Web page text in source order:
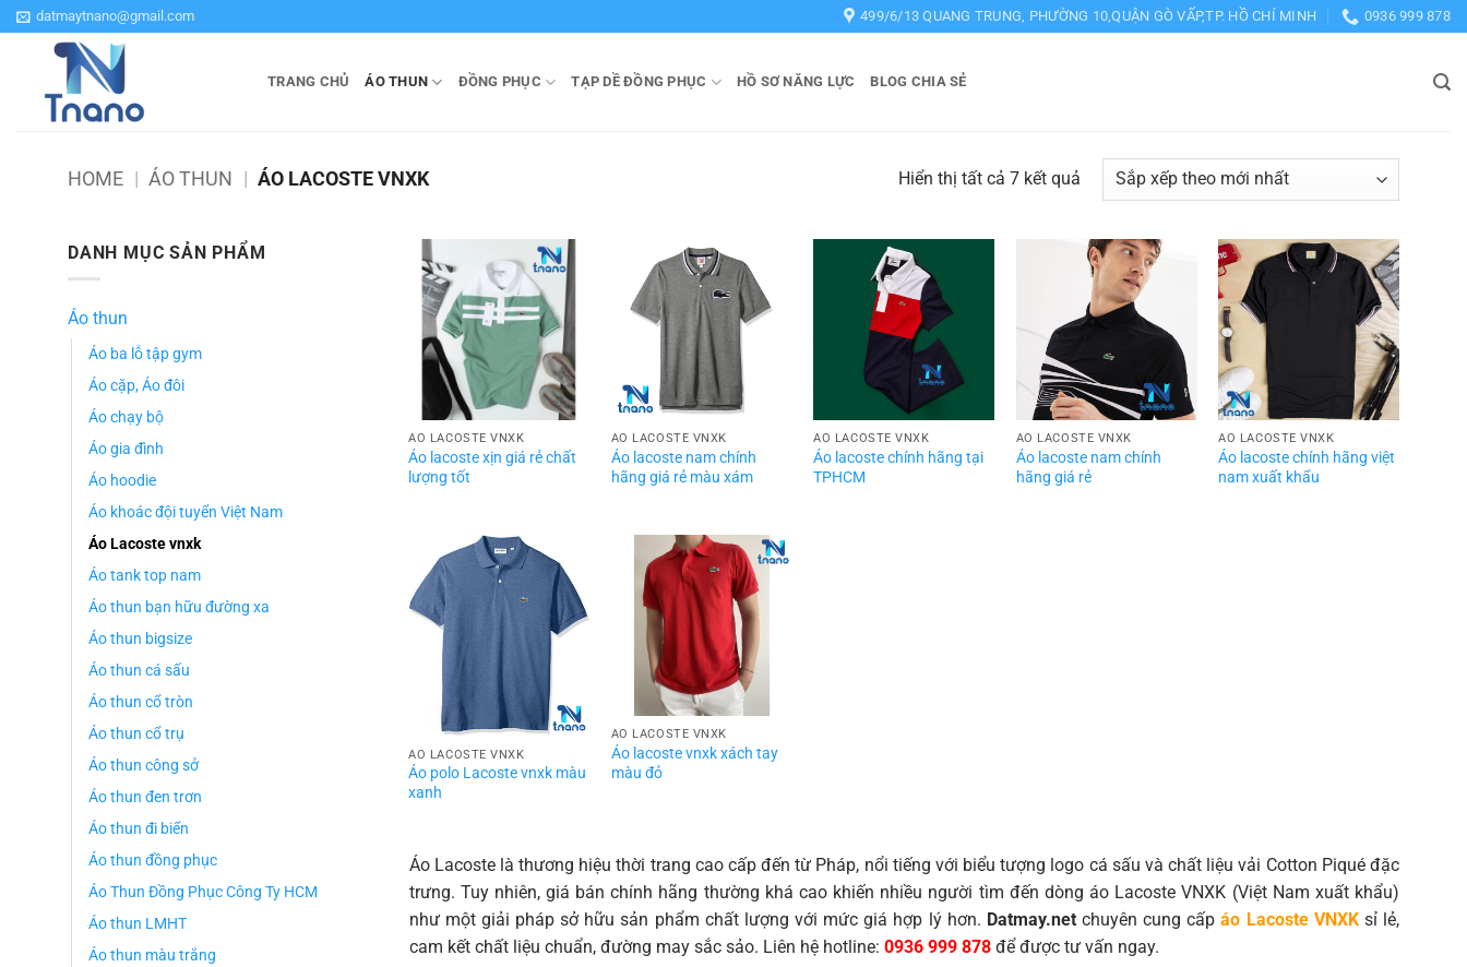
Bỏ
qua
datmaytnano@gmail.com 499/6/13 QUANG TRUNG, PHƯỜNG 10,QUẬN GÒ VẤP,TP. HỒ CHÍ MINH 0936 999 878
TRANG CHỦ ÁO THUN ĐỒNG PHỤC TẠP DỀ ĐỒNG PHỤC HỒ SƠ NĂNG LỰC BLOG CHIA SẺ
HOME | ÁO THUN | ÁO LACOSTE VNXK Hiển thị tất cả 7 kết quảĐã
sắp
theo
mới
nhất
DANH MỤC SẢN PHẨM
Áo thun
Áo ba lỗ tập gym
Áo cặp, Áo đôi
Áo chạy bộ
Áo gia đình
Áo hoodie
Áo khoác đội tuyển Việt Nam
Áo Lacoste vnxk
Áo tank top nam
Áo thun bạn hữu đường xa
Áo thun bigsize
Áo thun cá sấu
Áo thun cổ tròn
Áo thun cổ trụ
Áo thun công sở
Áo thun đen trơn
Áo thun đi biển
Áo thun đồng phục
Áo Thun Đồng Phục Công Ty HCM
Áo thun LMHT
Áo thun màu trắng
ÁO LACOSTE VNXK
Áo lacoste xịn giá rẻ chất
lượng tốt
ÁO LACOSTE VNXK
Áo lacoste nam chính
hãng giá rẻ màu xám
ÁO LACOSTE VNXK
Áo lacoste chính hãng tại
TPHCM
ÁO LACOSTE VNXK
Áo lacoste nam chính
hãng giá rẻ
ÁO LACOSTE VNXK
Áo lacoste chính hãng việt
nam xuất khẩu
ÁO LACOSTE VNXK
Áo polo Lacoste vnxk màu
xanh
ÁO LACOSTE VNXK
Áo lacoste vnxk xách tay
màu đỏ
Áo Lacoste là thương hiệu thời trang cao cấp đến từ Pháp, nổi tiếng với biểu tượng logo cá sấu và chất liệu vải Cotton Piqué đặc
trưng. Tuy nhiên, giá bán chính hãng thường khá cao khiến nhiều người tìm đến dòng áo Lacoste VNXK (Việt Nam xuất khẩu)
như một giải pháp sở hữu sản phẩm chất lượng với mức giá hợp lý hơn. Datmay.netchuyên cung cấp áo Lacoste VNXKsỉ lẻ,
cam kết chất liệu chuẩn, đường may sắc sảo. Liên hệ hotline: 0936 999 878để được tư vấn ngay.